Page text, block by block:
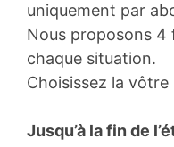
uniquement par
Nous proposons 4
chaque situation.
Choisissez la vôtre
Jusqu’à la fin de